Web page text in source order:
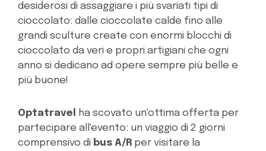
desiderosi di assaggiare i più svariati tipi di
cioccolato: dalle cioccolate calde fino alle
grandi sculture create con enormi blocchi di
cioccolato da veri e propri artigiani che ogni
anno si dedicano ad opere sempre più belle e
più buone!
Optatravel
ha scovato un'ottima offerta per
partecipare all'evento: un viaggio di 2 giorni
comprensivo di bus A/R per visitare la